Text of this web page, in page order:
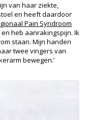
van haar ziekte,
en heeft daardoor
Pain Syndroom
heb aanrakingspijn. Ik
staan. Mijn handen
twee vingers van
bewegen.’